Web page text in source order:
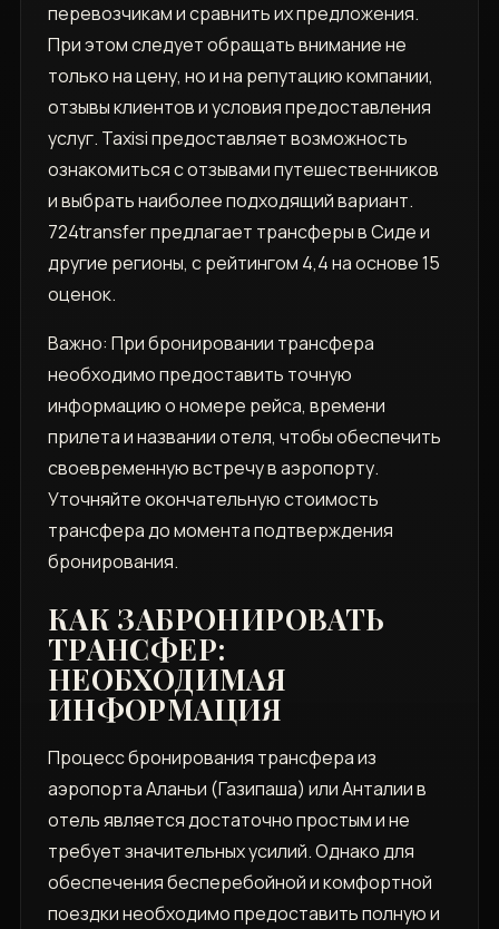
перевозчикам и сравнить их предложения.
При этом следует обращать внимание не
только на цену‚ но и на репутацию компании‚
отзывы клиентов и условия предоставления
услуг. Taxisi предоставляет возможность
ознакомиться с отзывами путешественников
и выбрать наиболее подходящий вариант.
724transfer предлагает трансферы в Сиде и
другие регионы‚ с рейтингом 4‚4 на основе 15
оценок.
Важно: При бронировании трансфера
необходимо предоставить точную
информацию о номере рейса‚ времени
прилета и названии отеля‚ чтобы обеспечить
своевременную встречу в аэропорту.
Уточняйте окончательную стоимость
трансфера до момента подтверждения
бронирования.
КАК ЗАБРОНИРОВАТЬ
ТРАНСФЕР:
НЕОБХОДИМАЯ
ИНФОРМАЦИЯ
Процесс бронирования трансфера из
аэропорта Аланьи (Газипаша) или Анталии в
отель является достаточно простым и не
требует значительных усилий. Однако для
обеспечения бесперебойной и комфортной
поездки необходимо предоставить полную и